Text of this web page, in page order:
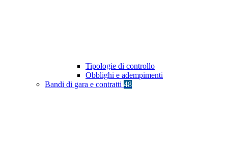
Tipologie di controllo
Obblighi e adempimenti
Bandi di gara e contratti 48